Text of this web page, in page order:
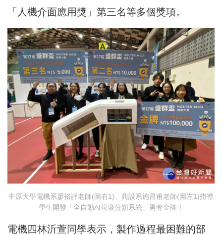
「人機介面應用獎」第三名等多個獎項。
中原大學電機系廖裕評老師(圖右1)、商設系施昌甫老師(圖左1)指導
學生開發「全自動AI垃圾分類系統」勇奪金牌！
電機四林沂萱同學表示，製作過程最困難的部